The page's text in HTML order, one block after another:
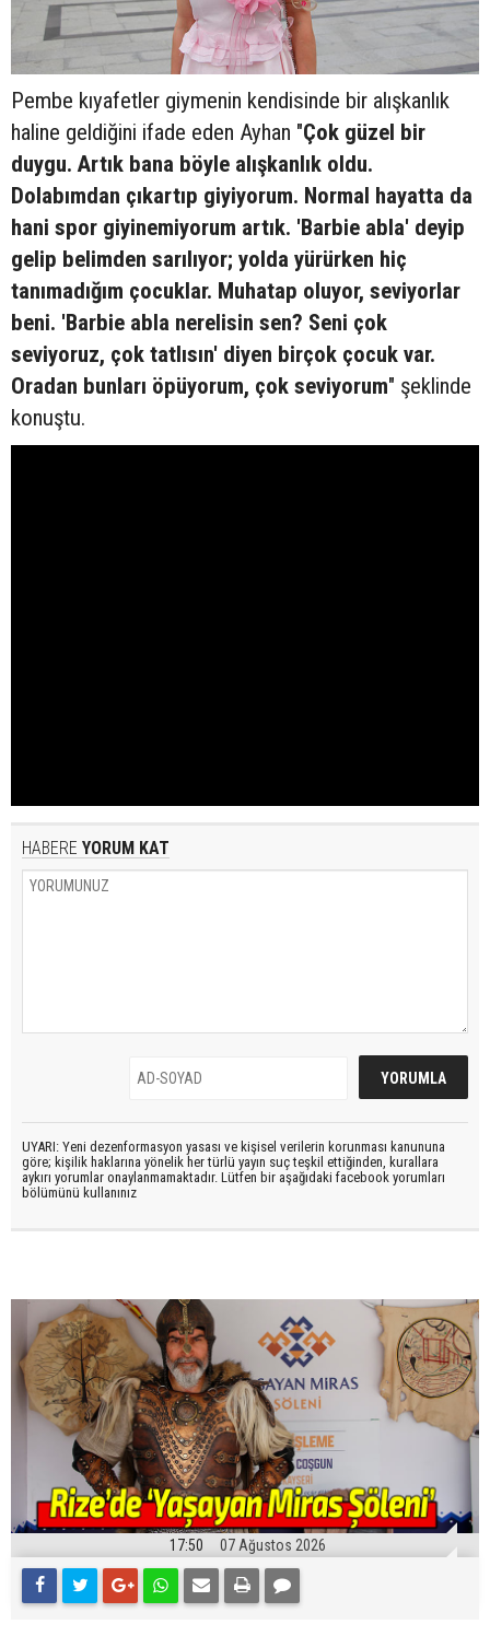
Pembe kıyafetler giymenin kendisinde bir alışkanlık
haline geldiğini ifade eden Ayhan "Çok güzel bir
duygu. Artık bana böyle alışkanlık oldu.
Dolabımdan çıkartıp giyiyorum. Normal hayatta da
hani spor giyinemiyorum artık. 'Barbie abla' deyip
gelip belimden sarılıyor; yolda yürürken hiç
tanımadığım çocuklar. Muhatap oluyor, seviyorlar
beni. 'Barbie abla nerelisin sen? Seni çok
seviyoruz, çok tatlısın' diyen birçok çocuk var.
Oradan bunları öpüyorum, çok seviyorum" şeklinde
konuştu.
HABERE YORUM KAT
UYARI: Yeni dezenformasyon yasası ve kişisel verilerin korunması kanununa
göre; kişilik haklarına yönelik her türlü yayın suç teşkil ettiğinden, kurallara
aykırı yorumlar onaylanmamaktadır. Lütfen bir aşağıdaki facebook yorumları
bölümünü kullanınız
17:50 07 Ağustos 2026